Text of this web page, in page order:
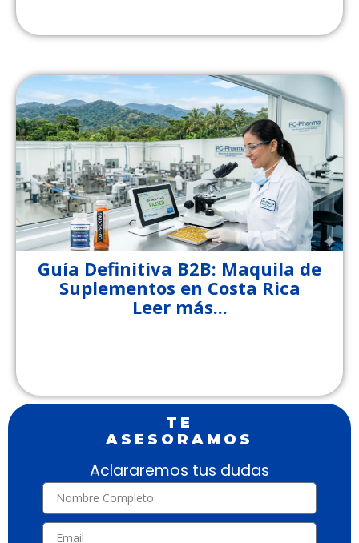
Guía Definitiva B2B: Maquila de
Suplementos en Costa Rica
Leer más...
TE
ASESORAMOS
Aclararemos tus dudas